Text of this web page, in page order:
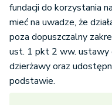
fundacji do korzystania
mieć na uwadze, że
poza dopuszczalny
ust. 1 pkt 2 ww. ustawy
dzierżawy oraz
podstawie.